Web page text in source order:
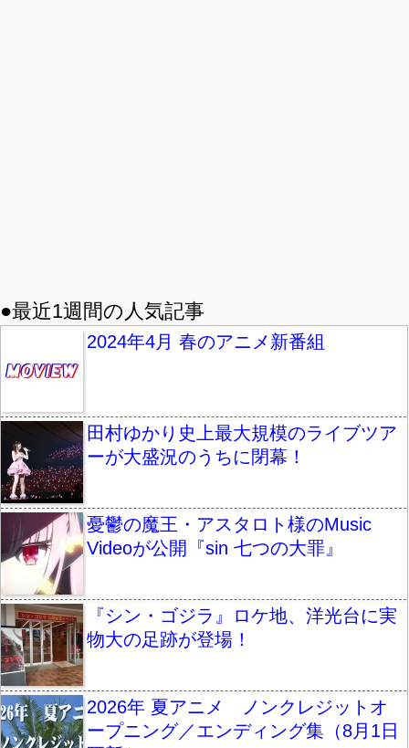
●最近1週間の人気記事
2024年4月 春のアニメ新番組
田村ゆかり史上最大規模のライブツア
ーが大盛況のうちに閉幕！
憂鬱の魔王・アスタロト様のMusic
Videoが公開『sin 七つの大罪』
『シン・ゴジラ』ロケ地、洋光台に実
物大の足跡が登場！
2026年 夏アニメ ノンクレジットオ
ープニング／エンディング集（8月1日